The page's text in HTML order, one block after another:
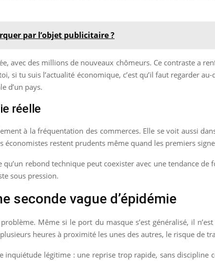
par l’objet publicitaire ?
avec des millions de nouveaux chômeurs. Ce contraste a
si tu suis l’actualité économique, c’est qu’il faut regarder
d’un pays.
réelle
à la fréquentation des commerces. Elle se voit aussi
économistes restent prudents même quand les premiers
rebond technique peut coexister avec une tendance de
sous pression.
seconde vague d’épidémie
Même si le port du masque s’est généralisé, il
heures à proximité les unes des autres, le risque de
inquiétude légitime : une reprise trop rapide, sans discipline